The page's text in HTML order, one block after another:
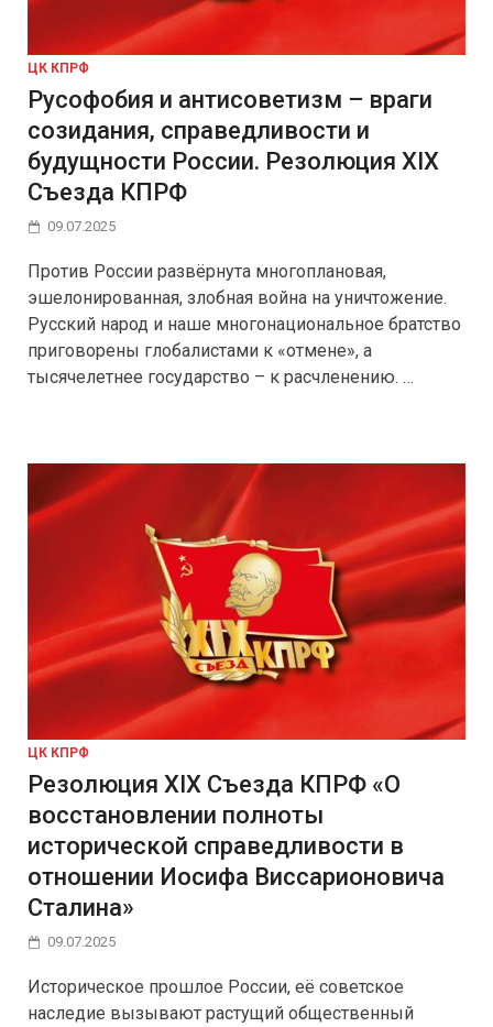
ЦК КПРФ
Русофобия и антисоветизм – враги
созидания, справедливости и
будущности России. Резолюция XIX
Съезда КПРФ
09.07.2025
Против России развёрнута многоплановая,
эшелонированная, злобная война на уничтожение.
Русский народ и наше многонациональное братство
приговорены глобалистами к «отмене», а
тысячелетнее государство – к расчленению. …
ЦК КПРФ
Резолюция XIX Съезда КПРФ «О
восстановлении полноты
исторической справедливости в
отношении Иосифа Виссарионовича
Сталина»
09.07.2025
Историческое прошлое России, её советское
наследие вызывают растущий общественный